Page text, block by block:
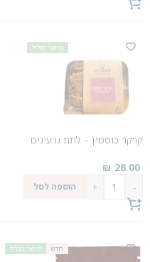
מיוצר בגליל
קרקר כוסמין – לתת גרעינים
28.00
₪
-
+ הוספה לסל
חדש מיוצר בגליל